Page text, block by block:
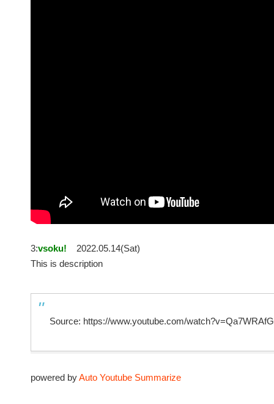
3:vsoku!
2022.05.14(Sat)
This is description
Source: https://www.youtube.com/
powered byAuto Youtube Summarize